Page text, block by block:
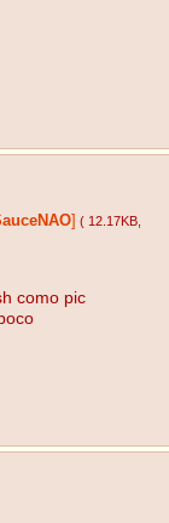
( 12.17KB
como pic